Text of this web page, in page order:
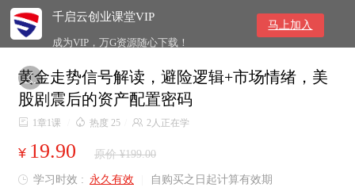
千启云创业课堂VIP
成为VIP，万G资源随心下载！
马上加入

黄金走势信号解读，避险逻辑+市场情绪，美
股剧震后的资产配置密码
 1章1课  热度 25  2人正在学
¥ 19.90 原价 ¥199.00
 学习时效 : 永久有效 自购买之日起计算有效期